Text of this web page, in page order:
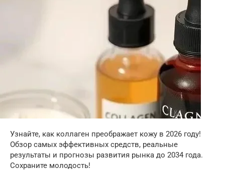
Узнайте, как коллаген преображает кожу в 2026 году!
Обзор самых эффективных средств, реальные
результаты и прогнозы развития рынка до 2034 года.
Сохраните молодость!